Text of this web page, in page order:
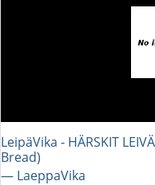
LeipäVika - HÄRSKIT
Bread)
― LaeppaVika